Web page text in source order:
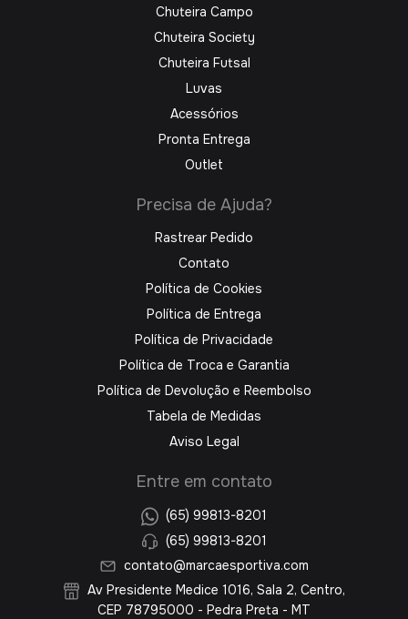
Chuteira Campo
Chuteira Society
Chuteira Futsal
Luvas
Acessórios
Pronta Entrega
Outlet
Precisa de Ajuda?
Rastrear Pedido
Contato
Política de Cookies
Política de Entrega
Política de Privacidade
Política de Troca e Garantia
Política de Devolução e Reembolso
Tabela de Medidas
Aviso Legal
Entre em contato
(65) 99813-8201
(65) 99813-8201
contato@marcaesportiva.com
Av Presidente Medice 1016, Sala 2, Centro,
CEP 78795000 - Pedra Preta - MT